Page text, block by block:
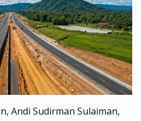
Andi Sudirman Sulaiman,